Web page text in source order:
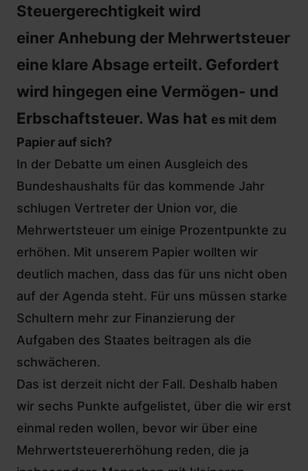
Steuergerechtigkeit wird
einer Anhebung der Mehrwertsteuer
eine klare Absage erteilt. Gefordert
wird hingegen eine Vermögen- und
Erbschaftsteuer. Was hat es mit dem
Papier auf sich?
In der Debatte um einen Ausgleich des
Bundeshaushalts für das kommende Jahr
schlugen Vertreter der Union vor, die
Mehrwertsteuer um einige Prozentpunkte zu
erhöhen. Mit unserem Papier wollten wir
deutlich machen, dass das für uns nicht oben
auf der Agenda steht. Für uns müssen starke
Schultern mehr zur Finanzierung der
Aufgaben des Staates beitragen als die
schwächeren.
Das ist derzeit nicht der Fall. Deshalb haben
wir sechs Punkte aufgelistet, über die wir erst
einmal reden wollen, bevor wir über eine
Mehrwertsteuererhöhung reden, die ja